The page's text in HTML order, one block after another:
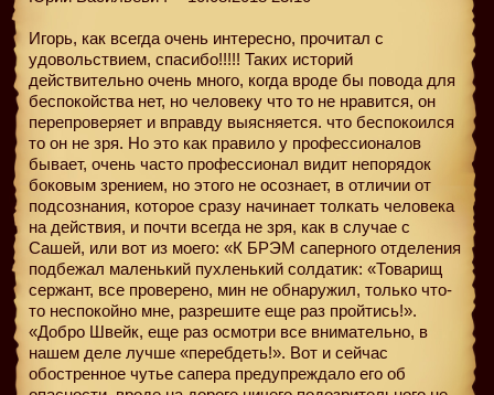
Игорь, как всегда очень интересно, прочитал с
удовольствием, спасибо!!!!! Таких историй
действительно очень много, когда вроде бы повода для
беспокойства нет, но человеку что то не нравится, он
перепроверяет и вправду выясняется. что беспокоился
то он не зря. Но это как правило у профессионалов
бывает, очень часто профессионал видит непорядок
боковым зрением, но этого не осознает, в отличии от
подсознания, которое сразу начинает толкать человека
на действия, и почти всегда не зря, как в случае с
Сашей, или вот из моего: «К БРЭМ саперного отделения
подбежал маленький пухленький солдатик: «Товарищ
сержант, все проверено, мин не обнаружил, только что-
то неспокойно мне, разрешите еще раз пройтись!».
«Добро Швейк, еще раз осмотри все внимательно, в
нашем деле лучше «перебдеть!». Вот и сейчас
обостренное чутье сапера предупреждало его об